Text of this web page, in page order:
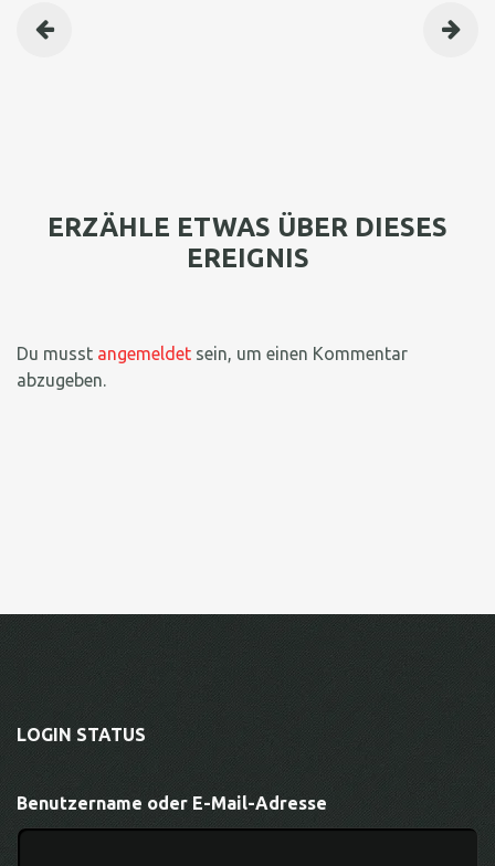
BEITRAGSNAVIGATION
ERZÄHLE ETWAS ÜBER DIESES
EREIGNIS
Du musst angemeldet sein, um einen Kommentar
abzugeben.
LOGIN STATUS
Benutzername oder E-Mail-Adresse